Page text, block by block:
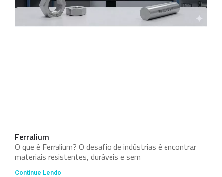
Ferralium
O que é Ferralium? O desafio de indústrias é encontrar
materiais resistentes, duráveis e sem
Continue Lendo